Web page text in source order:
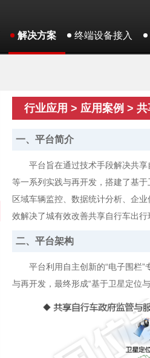
解决方案 终端设备接入
行业应用 > 应用案例 >
一、平台简介
平台旨在通过技术手段解决共
等一系列实践与再开发，搭建了基
区域车辆监控、数据统计分析、企
效解决了城有效改善共享自行车出
二、平台架构
平台利用自主创新的“电子围栏
与再开发，最终形成“基于卫星定位